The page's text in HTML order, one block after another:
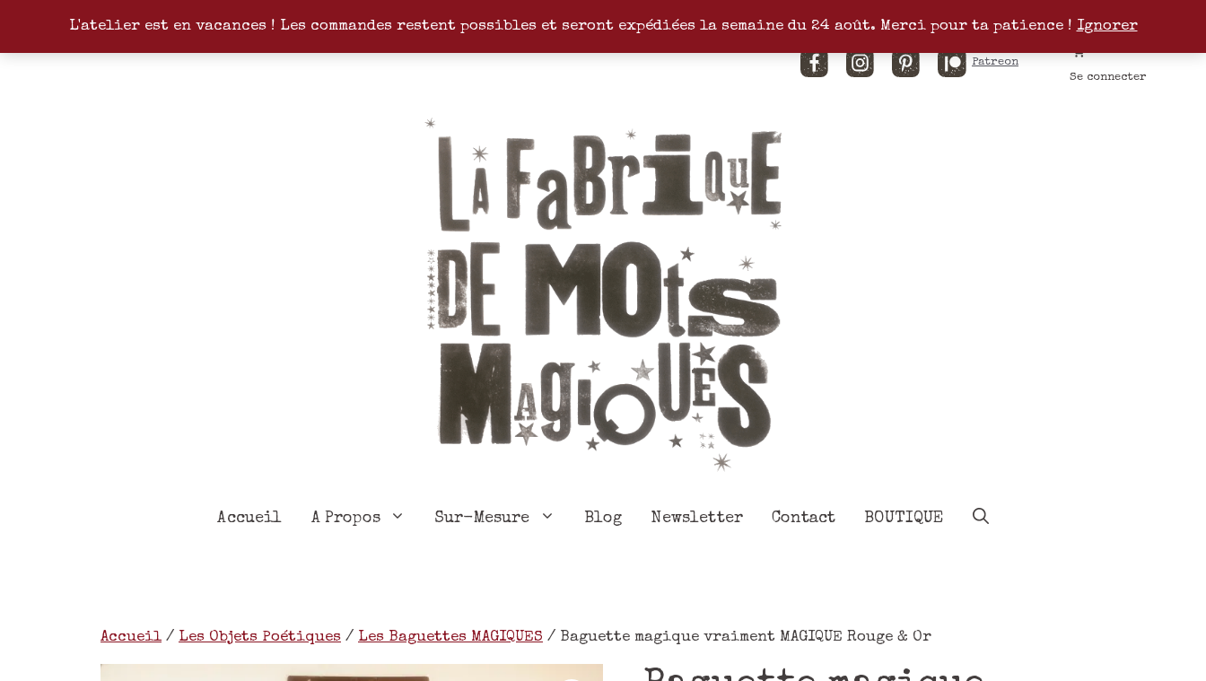
L'atelier est en vacances ! Les commandes restent possibles et seront expédiées la semaine du 24 août. Merci pour ta patience ! Ignorer
FacebookInstagramPinterestPatreon
Se connecter
Accueil A Propos Sur-Mesure Blog Newsletter Contact BOUTIQUE
Accueil/ Les Objets Poétiques / Les Baguettes MAGIQUES / Baguette magique vraiment MAGIQUE Rouge & Or